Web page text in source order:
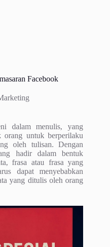
Facebook
dalam menulis, yang
orang untuk berperilaku
oleh tulisan. Dengan
hadir dalam bentuk
frasa atau frasa yang
dapat menyebabkan
yang ditulis oleh orang